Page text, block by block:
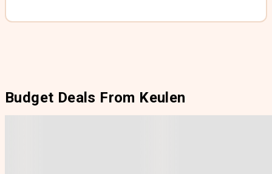
Budget Deals From Keulen